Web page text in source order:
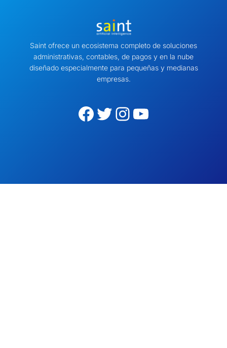
Saint ofrece un ecosistema completo de soluciones
administrativas, contables, de pagos y en la nube
diseñado especialmente para pequeñas y medianas
empresas.
Facebook Twitter Instagram YouTube